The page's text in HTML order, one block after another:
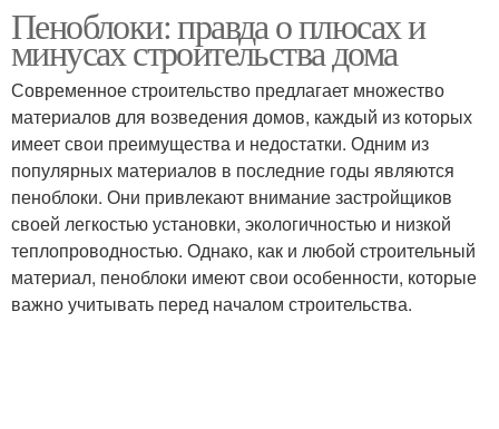
Пеноблоки: правда о плюсах и
минусах строительства дома
Современное строительство предлагает множество
материалов для возведения домов, каждый из которых
имеет свои преимущества и недостатки. Одним из
популярных материалов в последние годы являются
пеноблоки. Они привлекают внимание застройщиков
своей легкостью установки, экологичностью и низкой
теплопроводностью. Однако, как и любой строительный
материал, пеноблоки имеют свои особенности, которые
важно учитывать перед началом строительства.